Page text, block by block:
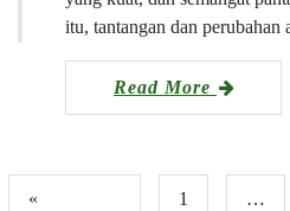
itu, tantangan dan
Read More
«
1 …